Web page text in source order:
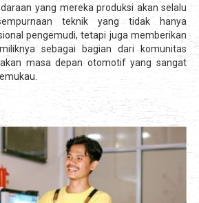
yang mereka produksi akan selalu
teknik yang tidak hanya
pengemudi, tetapi juga memberikan
sebagai bagian dari komunitas
masa depan otomotif yang sangat